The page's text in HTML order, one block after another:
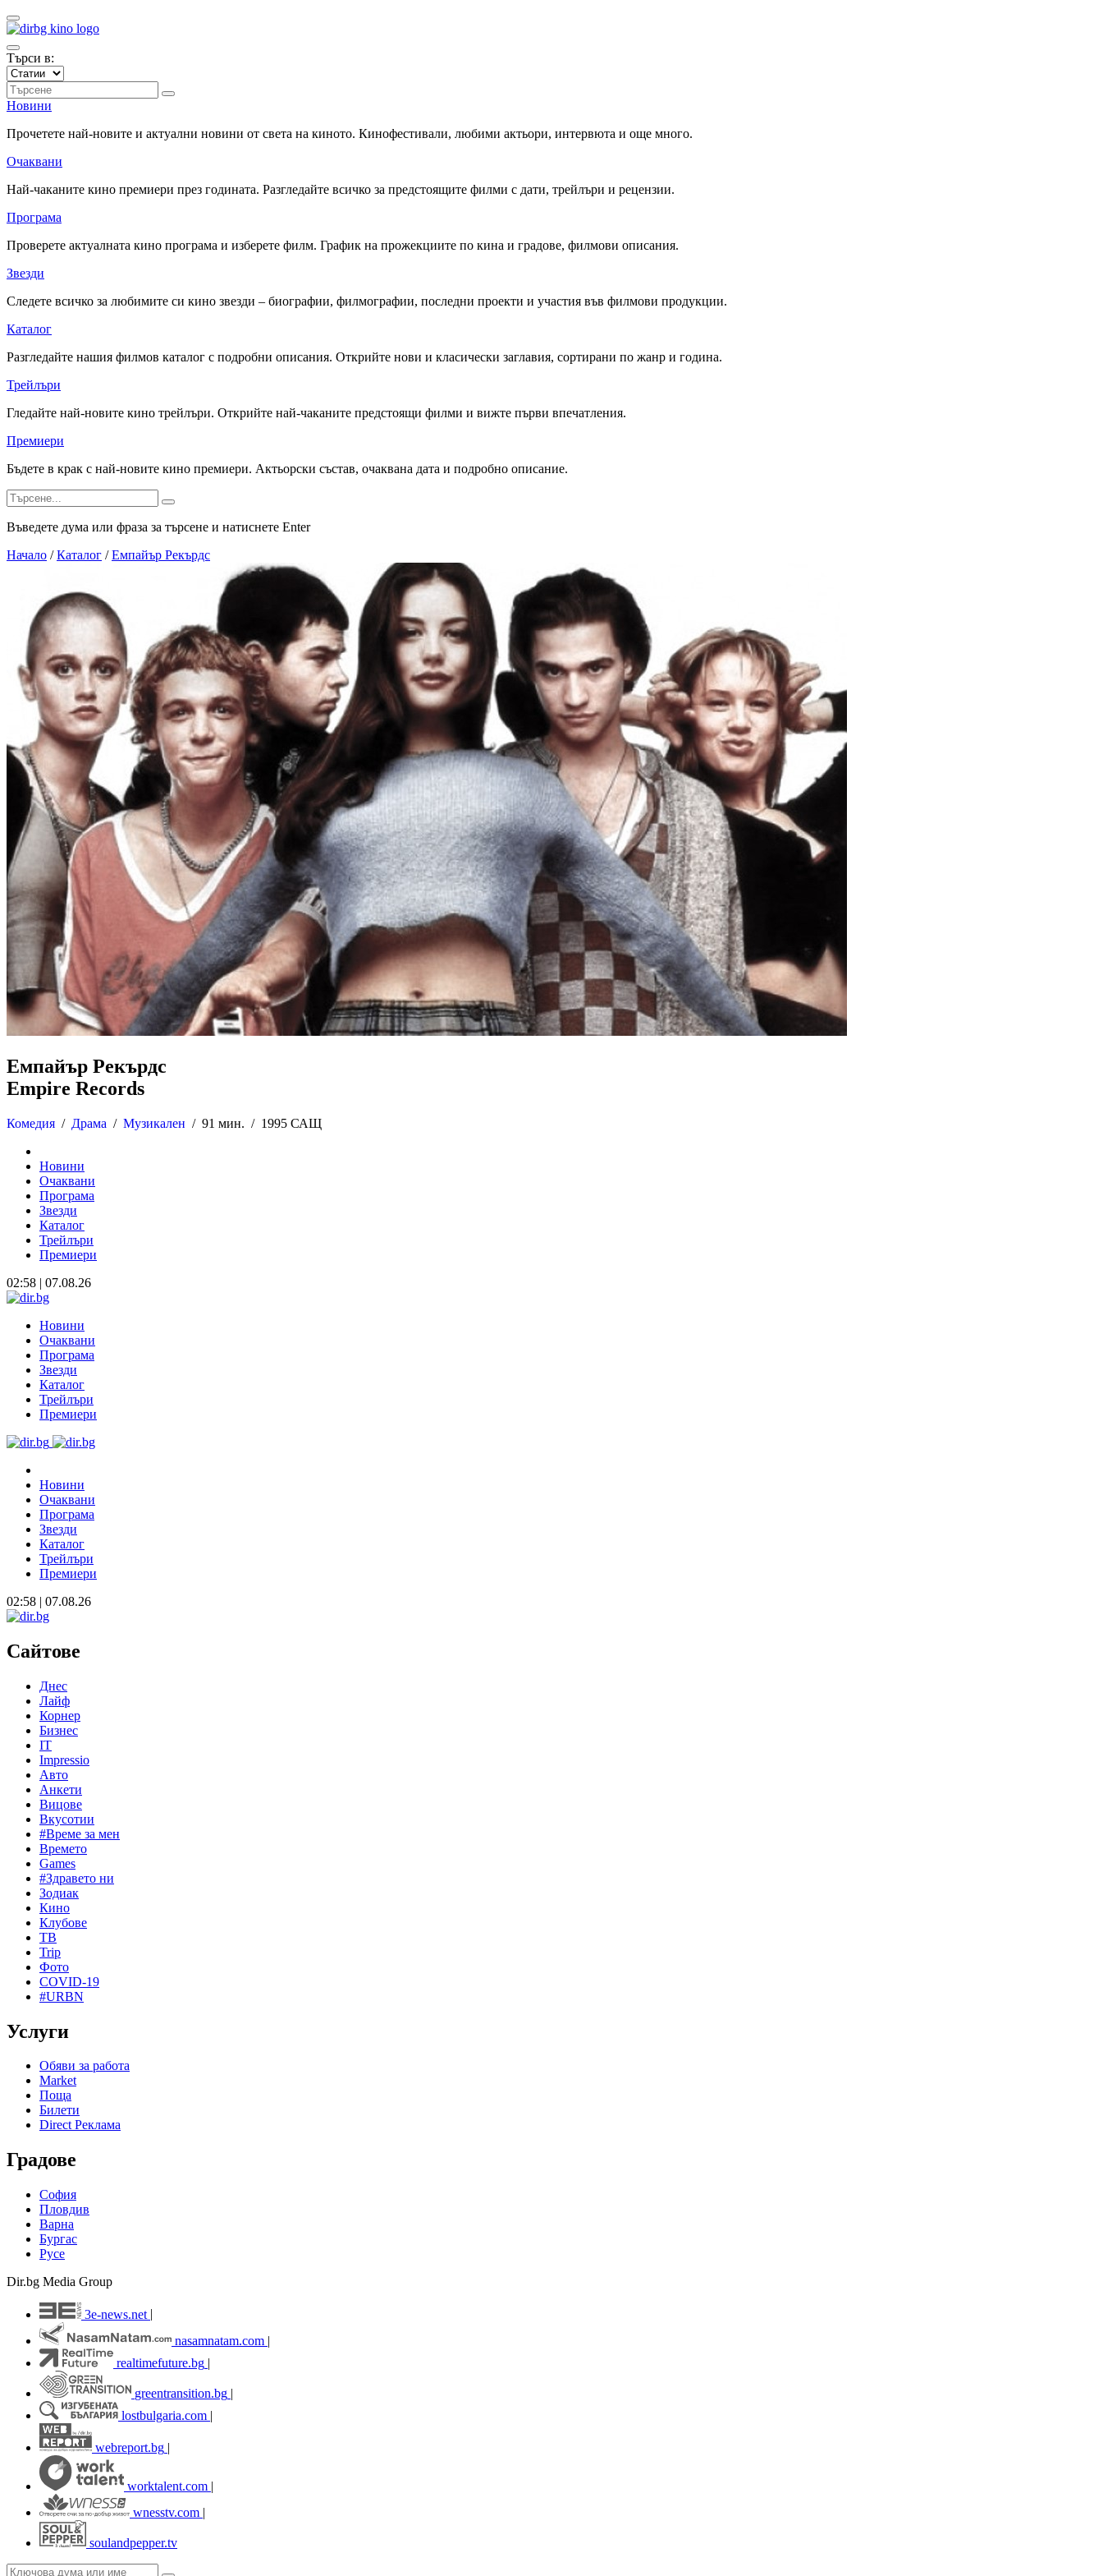
Търси в:
Новини
Прочетете най-новите и актуални новини от света на киното. Кинофестивали, любими актьори, интервюта и още много.
Очаквани
Най-чаканите кино премиери през годината. Разгледайте всичко за предстоящите филми с дати, трейлъри и рецензии.
Програма
Проверете актуалната кино програма и изберете филм. График на прожекциите по кина и градове, филмови описания.
Звезди
Следете всичко за любимите си кино звезди – биографии, филмографии, последни проекти и участия във филмови продукции.
Каталог
Разгледайте нашия филмов каталог с подробни описания. Открийте нови и класически заглавия, сортирани по жанр и година.
Трейлъри
Гледайте най-новите кино трейлъри. Открийте най-чаканите предстоящи филми и вижте първи впечатления.
Премиери
Бъдете в крак с най-новите кино премиери. Актьорски състав, очаквана дата и подробно описание.
Въведете дума или фраза за търсене и натиснете Enter
Начало / Каталог / Емпайър Рекърдс
Емпайър Рекърдс
Empire Records
Комедия / Драма / Музикален / 91 мин. / 1995 САЩ
Новини
Очаквани
Програма
Звезди
Каталог
Трейлъри
Премиери
02:58 | 07.08.26
Новини
Очаквани
Програма
Звезди
Каталог
Трейлъри
Премиери
Новини
Очаквани
Програма
Звезди
Каталог
Трейлъри
Премиери
02:58 | 07.08.26
Сайтове
Днес
Лайф
Корнер
Бизнес
IT
Impressio
Авто
Анкети
Вицове
Вкусотии
#Време за мен
Времето
Games
#Здравето ни
Зодиак
Кино
Клубове
ТВ
Trip
Фото
COVID-19
#URBN
Услуги
Обяви за работа
Market
Поща
Билети
Direct Реклама
Градове
София
Пловдив
Варна
Бургас
Русе
Dir.bg Media Group
3e-news.net
nasamnatam.com |
realtimefuture.bg |
greentransition.bg |
lostbulgaria.com |
webreport.bg |
worktalent.com |
wnesstv.com |
soulandpepper.tv